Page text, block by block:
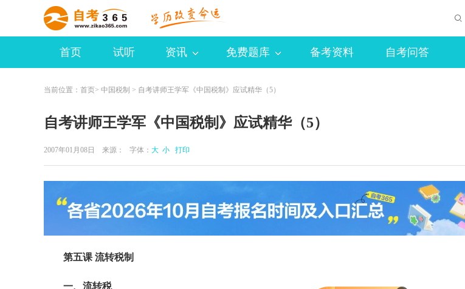
首页 试听 资讯 免费题库 备考资料 自考问答
当前位置： 首页> 中国税制 > 自考讲师王学军《中国税制》应试精华（5）
自考讲师王学军《中国税制》应试精华（5）
2007年01月08日 来源： 字体： 大 小 打印
第五课 流转税制
一、流转税